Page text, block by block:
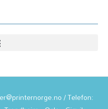
/ Telefon: